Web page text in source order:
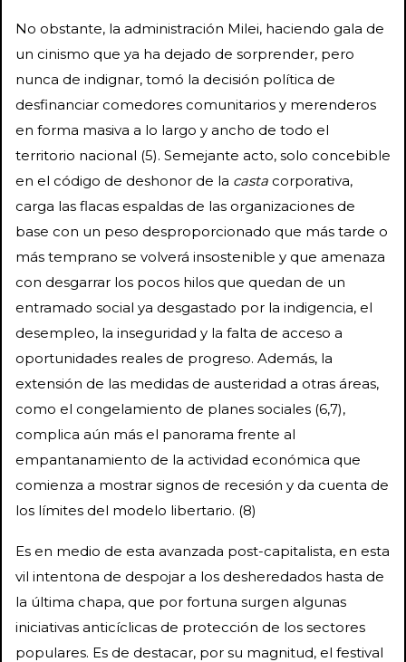
No obstante, la administración Milei, haciendo gala de
un cinismo que ya ha dejado de sorprender, pero
nunca de indignar, tomó la decisión política de
desfinanciar comedores comunitarios y merenderos
en forma masiva a lo largo y ancho de todo el
territorio nacional (5). Semejante acto, solo concebible
en el código de deshonor de la casta corporativa,
carga las flacas espaldas de las organizaciones de
base con un peso desproporcionado que más tarde o
más temprano se volverá insostenible y que amenaza
con desgarrar los pocos hilos que quedan de un
entramado social ya desgastado por la indigencia, el
desempleo, la inseguridad y la falta de acceso a
oportunidades reales de progreso. Además, la
extensión de las medidas de austeridad a otras áreas,
como el congelamiento de planes sociales (6,7),
complica aún más el panorama frente al
empantanamiento de la actividad económica que
comienza a mostrar signos de recesión y da cuenta de
los límites del modelo libertario. (8)
Es en medio de esta avanzada post-capitalista, en esta
vil intentona de despojar a los desheredados hasta de
la última chapa, que por fortuna surgen algunas
iniciativas anticíclicas de protección de los sectores
populares. Es de destacar, por su magnitud, el festival